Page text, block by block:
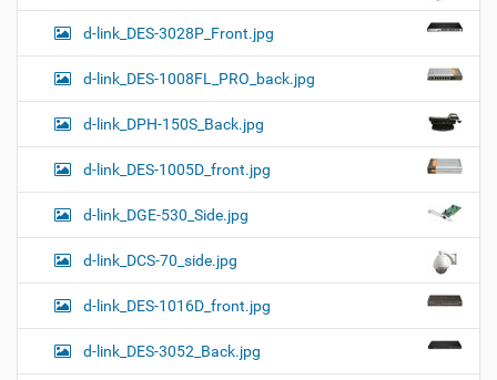
d-link_DES-3028P_Front.jpg
d-link_DES-1008FL_PRO_back.jpg
d-link_DPH-150S_Back.jpg
d-link_DES-1005D_front.jpg
d-link_DGE-530_Side.jpg
d-link_DCS-70_side.jpg
d-link_DES-1016D_front.jpg
d-link_DES-3052_Back.jpg